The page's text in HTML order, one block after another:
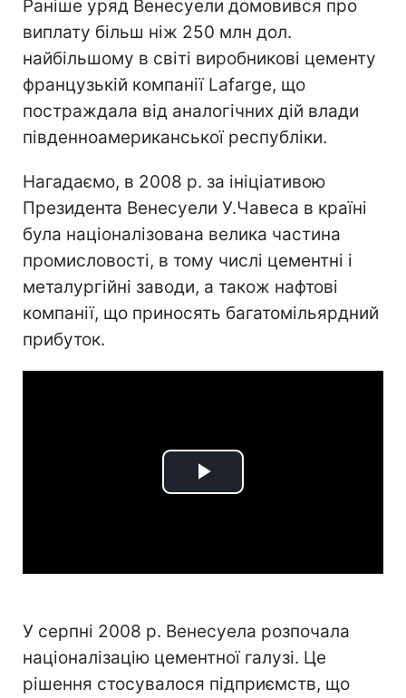
Раніше уряд Венесуели домовився про
виплату більш ніж 250 млн дол.
найбільшому в світі виробникові цементу
французькій компанії Lafarge, що
постраждала від аналогічних дій влади
південноамериканської республіки.
Нагадаємо, в 2008 р. за ініціативою
Президента Венесуели У.Чавеса в країні
була націоналізована велика частина
промисловості, в тому числі цементні і
металургійні заводи, а також нафтові
компанії, що приносять багатомільярдний
прибуток.
Play
У серпні 2008 р. Венесуела розпочала
націоналізацію цементної галузі. Це
рішення стосувалося підприємств, що